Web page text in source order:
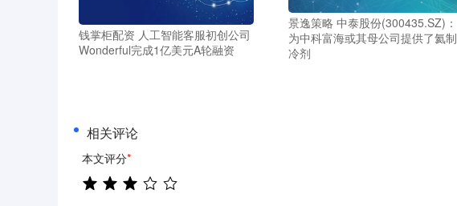
钱掌柜配资 人工智能客服初创公司
Wonderful完成1亿美元A轮融资
景逸策略 中泰股份(300435.SZ)：
为中科富海或其母公司提供了氦制
冷剂
相关评论
本文评分*